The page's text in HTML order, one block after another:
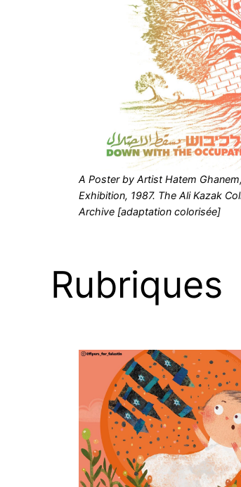
A Poster by Artist Hatem
Exhibition, 1987. The Ali Kazak
Archive [adaptation colorisée]
Rubriques